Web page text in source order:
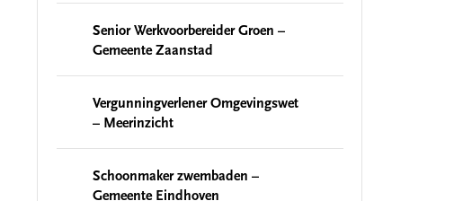
Senior Werkvoorbereider Groen –
Gemeente Zaanstad
Vergunningverlener Omgevingswet
– Meerinzicht
Schoonmaker zwembaden –
Gemeente Eindhoven